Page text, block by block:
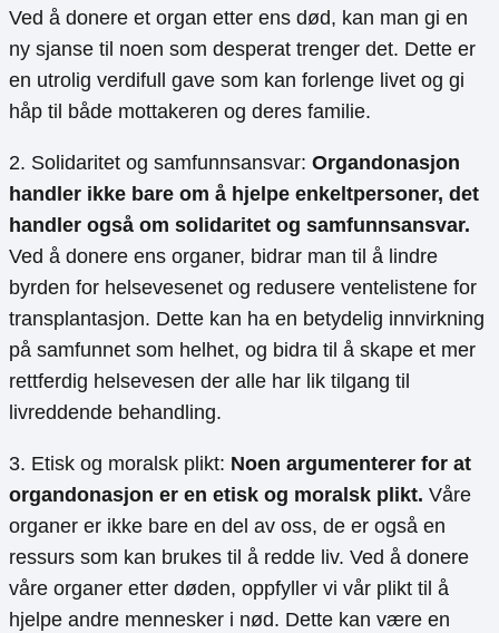
Ved å donere et organ etter ens død, kan man gi en
ny sjanse til noen som desperat trenger det. Dette er
en utrolig verdifull gave som kan forlenge livet og gi
håp til både mottakeren og deres familie.
2. Solidaritet og samfunnsansvar: Organdonasjon
handler ikke bare om å hjelpe enkeltpersoner, det
handler også om solidaritet og samfunnsansvar.
Ved å donere ens organer, bidrar man til å lindre
byrden for helsevesenet og redusere ventelistene for
transplantasjon. Dette kan ha en betydelig innvirkning
på samfunnet som helhet, og bidra til å skape et mer
rettferdig helsevesen der alle har lik tilgang til
livreddende behandling.
3. Etisk og moralsk plikt: Noen argumenterer for at
organdonasjon er en etisk og moralsk plikt. Våre
organer er ikke bare en del av oss, de er også en
ressurs som kan brukes til å redde liv. Ved å donere
våre organer etter døden, oppfyller vi vår plikt til å
hjelpe andre mennesker i nød. Dette kan være en